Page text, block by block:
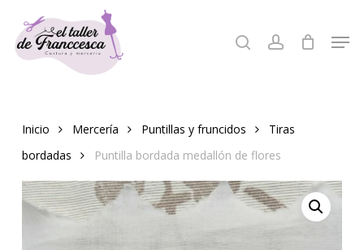
main
search account
Inicio Mercería Puntillas y fruncidos
Tiras
bordadas
Puntilla bordada medallón de flores
Close